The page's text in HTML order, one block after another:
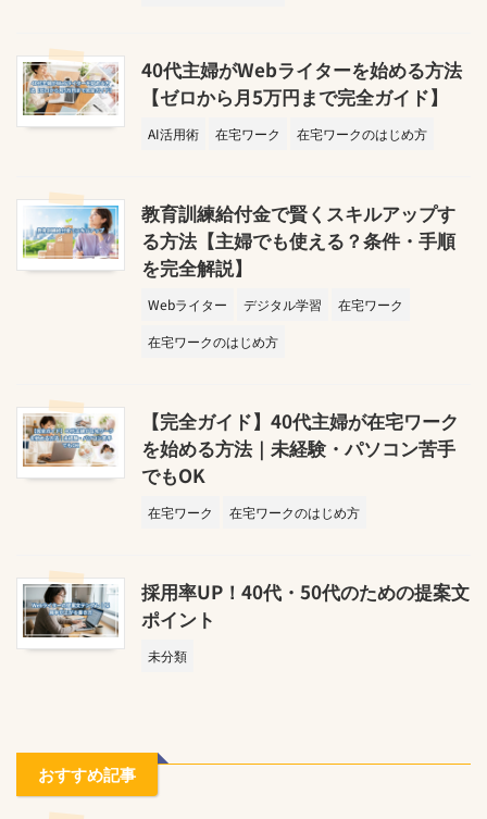
40代主婦がWebライターを始める方法
【ゼロから月5万円まで完全ガイド】
AI活用術 在宅ワーク 在宅ワークのはじめ方
教育訓練給付金で賢くスキルアップす
る方法【主婦でも使える？条件・手順
を完全解説】
Webライター デジタル学習
在宅ワーク
在宅ワークのはじめ方
【完全ガイド】40代主婦が在宅ワーク
を始める方法｜未経験・パソコン苦手
でもOK
在宅ワーク 在宅ワークのはじめ方
採用率UP！40代・50代のための提案文
ポイント
未分類
おすすめ記事